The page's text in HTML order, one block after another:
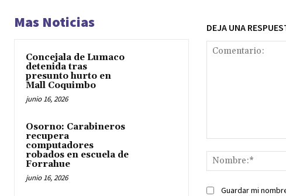
Mas Noticias
Concejala de Lumaco
detenida tras
presunto hurto en
Mall Coquimbo
junio 16, 2026
Osorno: Carabineros
recupera
computadores
robados en escuela de
Forrahue
junio 16, 2026
DEJA UNA
Guardar mi